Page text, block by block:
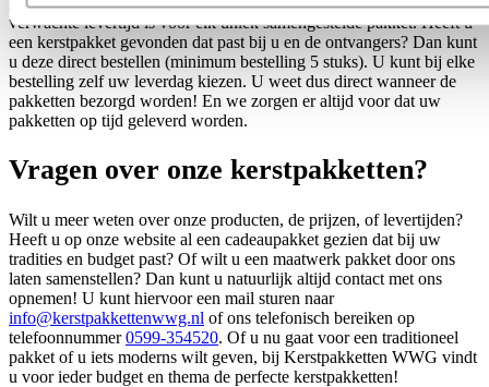
verwachte levertijd is voor elk uniek samengestelde pakket. Heeft u
een kerstpakket gevonden dat past bij u en de ontvangers? Dan kunt
u deze direct bestellen (minimum bestelling 5 stuks). U kunt bij elke
bestelling zelf uw leverdag kiezen. U weet dus direct wanneer de
pakketten bezorgd worden! En we zorgen er altijd voor dat uw
pakketten op tijd geleverd worden.
Vragen over onze kerstpakketten?
Wilt u meer weten over onze producten, de prijzen, of levertijden?
Heeft u op onze website al een cadeaupakket gezien dat bij uw
tradities en budget past? Of wilt u een maatwerk pakket door ons
laten samenstellen? Dan kunt u natuurlijk altijd contact met ons
opnemen! U kunt hiervoor een mail sturen naar
info@kerstpakkettenwwg.nl of ons telefonisch bereiken op
telefoonnummer0599-354520. Of u nu gaat voor een traditioneel
pakket of u iets moderns wilt geven, bij Kerstpakketten WWG vindt
u voor ieder budget en thema de perfecte kerstpakketten!